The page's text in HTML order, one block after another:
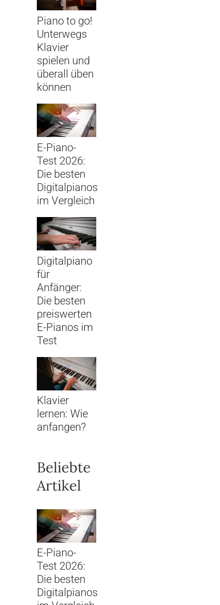
Piano to go!
Unterwegs
Klavier
spielen und
überall üben
können
E-Piano-
Test 2026:
Die besten
Digitalpianos
im Vergleich
Digitalpiano
für
Anfänger:
Die besten
preiswerten
E-Pianos im
Test
Klavier
lernen: Wie
anfangen?
Beliebte
Artikel
E-Piano-
Test 2026:
Die besten
Digitalpianos